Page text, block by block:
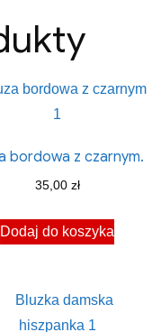
bordowa z czarnym.
35,00 zł
Dodaj do koszyka